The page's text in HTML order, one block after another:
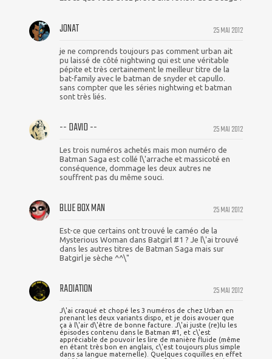
25 MAI 2012
JONAT
je ne comprends toujours pas comment urban ait
pu laissé de côté nightwing qui est une véritable
pépite et très certainement le meilleur titre de la
bat-family avec le batman de snyder et capullo.
sans compter que les séries nightwing et batman
sont très liés.
25 MAI 2012
-- DAVID --
Les trois numéros achetés mais mon numéro de
Batman Saga est collé l\'arrache et massicoté en
conséquence, dommage les deux autres ne
souffrent pas du même souci.
25 MAI 2012
BLUE BOX MAN
Est-ce que certains ont trouvé le caméo de la
Mysterious Woman dans Batgirl #1 ? Je l\'ai trouvé
dans les autres titres de Batman Saga mais sur
Batgirl je sèche ^^\"
25 MAI 2012
RADIATION
J\'ai craqué et chopé les 3 numéros de chez Urban en
prenant les deux variants dispo, et je dois avouer que
ça à l\'air d\'être de bonne facture. J\'ai juste (re)lu les
épisodes contenu dans le Batman #1, et c\'est
appréciable de pouvoir les lire de manière fluide (même
en étant très bon en anglais, c\'est toujours plus simple
dans sa langue maternelle). Quelques coquilles en effet